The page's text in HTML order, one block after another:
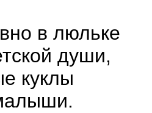
в люльке
души,
куклы